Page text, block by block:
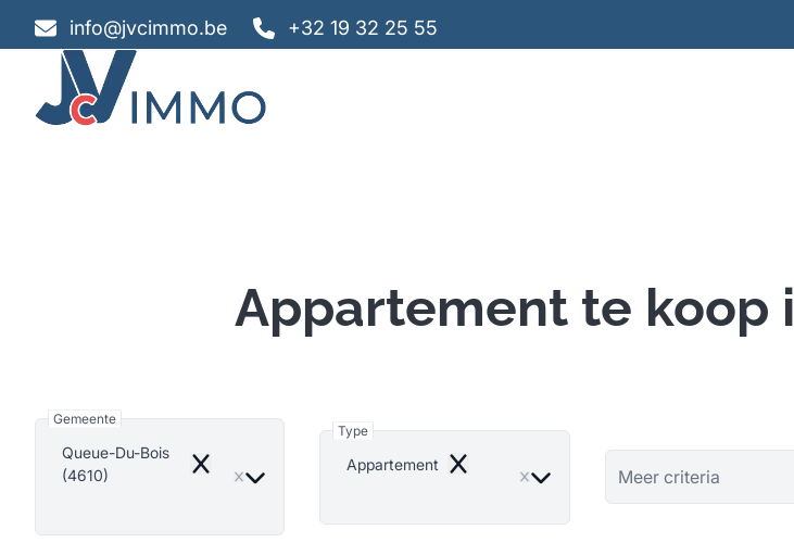
info@jvcimmo.be +32 19 32 25 55
Appartement te koop
Gemeente
Queue-Du-Bois
(4610)
Remove
Type
Appartement
Remove Meer criteria